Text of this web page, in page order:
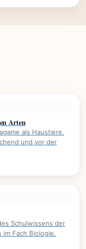
Arten
als Haustiere.
und vor der
Schulwissens der
Fach Biologie.